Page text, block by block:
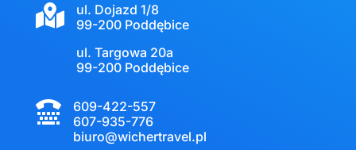

ul. Dojazd 1/8
99-200 Poddębice
ul. Targowa 20a
99-200 Poddębice

609-422-557
607-935-776
biuro@wichertravel.pl